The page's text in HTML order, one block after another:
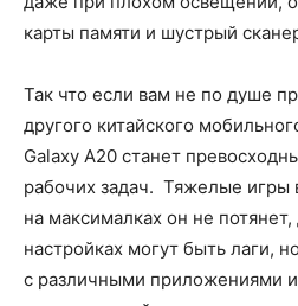
карты памяти и шустрый
Так что если вам не по душе
другого китайского
Galaxy A20 станет
рабочих задач. Тяжелые игры
на максималках он не
настройках могут быть лаги,
с различными приложениями